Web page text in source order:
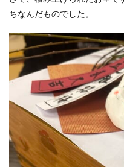
ちなんだものでした。